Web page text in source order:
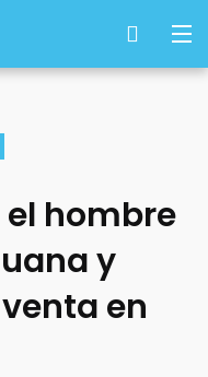
hombre
y
en